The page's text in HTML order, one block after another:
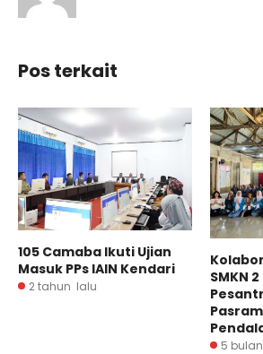
Pos terkait
105 Camaba Ikuti Ujian
Masuk PPs IAIN Kendari
2 tahun lalu
SMKN
5